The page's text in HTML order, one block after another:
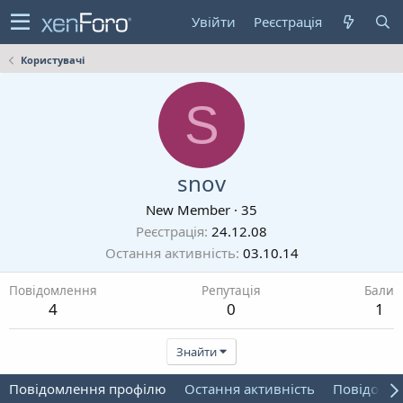
Увійти Реєстрація
Користувачі
S
snov
New Member · 35
Реєстрація 24.12.08
Остання активність 03.10.14
Повідомлення
4
Репутація
0
Бали
1
Знайти
Повідомлення профілю Остання активність